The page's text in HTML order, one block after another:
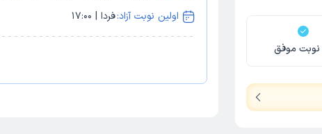
نوبت موفق
اولین نوبت آزاد:فردا | 17:00